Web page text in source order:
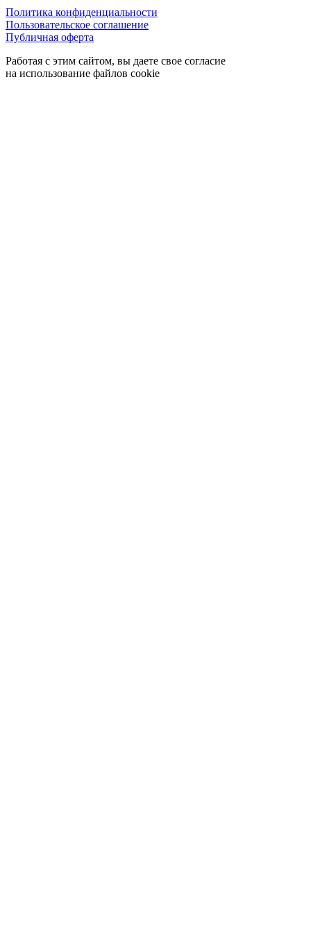
Политика конфиденциальности
Пользовательское соглашение
Публичная оферта
Работая с этим сайтом, вы даете свое согласие
на использование файлов cookie